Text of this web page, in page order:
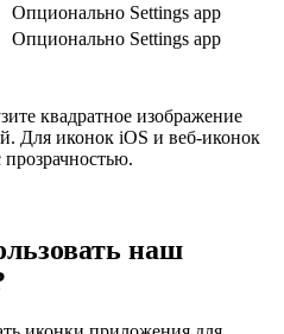
Опционально Settings app
Опционально Settings app
квадратное изображение
Для иконок iOS и веб-иконок
наш